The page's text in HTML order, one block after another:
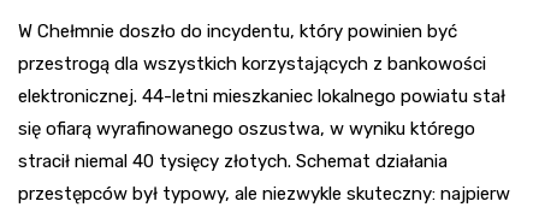
W Chełmnie doszło do incydentu, który powinien być
przestrogą dla wszystkich korzystających z bankowości
elektronicznej. 44-letni mieszkaniec lokalnego powiatu stał
się ofiarą wyrafinowanego oszustwa, w wyniku którego
stracił niemal 40 tysięcy złotych. Schemat działania
przestępców był typowy, ale niezwykle skuteczny: najpierw